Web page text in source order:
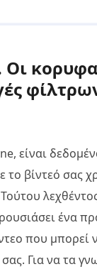
είναι
το βίντεό σας
ένα
που μπορεί
Για να τα